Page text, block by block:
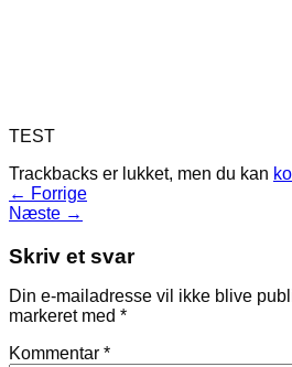
TEST
Trackbacks er lukket, men du kan
← Forrige
Næste →
Skriv et svar
Din e-mailadresse vil ikke blive
markeret med *
Kommentar *